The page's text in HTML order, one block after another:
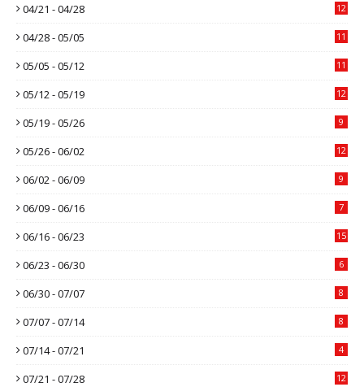
04/21 - 04/28 12
04/28 - 05/05 11
05/05 - 05/12 11
05/12 - 05/19 12
05/19 - 05/26 9
05/26 - 06/02 12
06/02 - 06/09 9
06/09 - 06/16 7
06/16 - 06/23 15
06/23 - 06/30 6
06/30 - 07/07 8
07/07 - 07/14 8
07/14 - 07/21 4
07/21 - 07/28 12